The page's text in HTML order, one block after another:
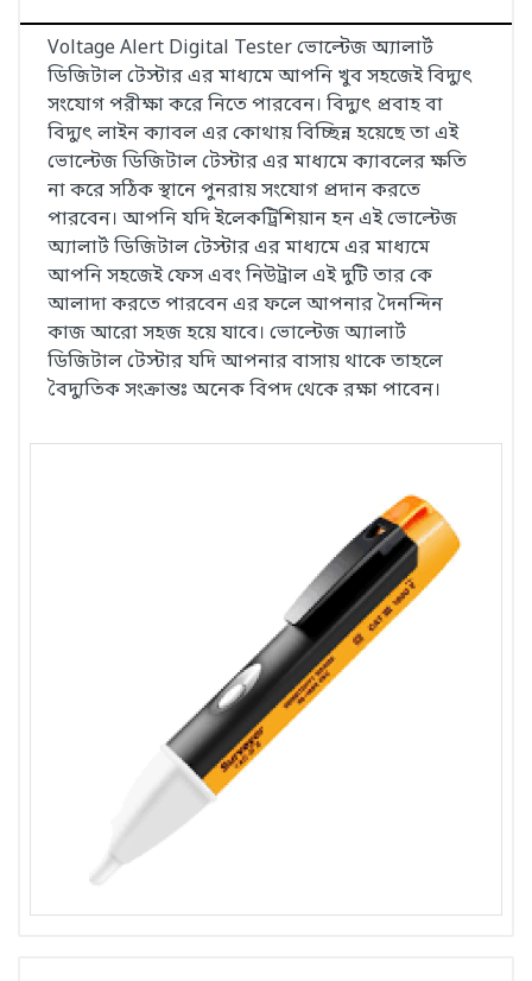
Voltage Alert Digital Tester ভোল্টেজ অ্যালার্ট
ডিজিটাল টেস্টার এর মাধ্যমে আপনি খুব সহজেই বিদ্যুৎ
সংযোগ পরীক্ষা করে নিতে পারবেন। বিদ্যুৎ প্রবাহ বা
বিদ্যুৎ লাইন ক্যাবল এর কোথায় বিচ্ছিন্ন হয়েছে তা এই
ভোল্টেজ ডিজিটাল টেস্টার এর মাধ্যমে ক্যাবলের ক্ষতি
না করে সঠিক স্থানে পুনরায় সংযোগ প্রদান করতে
পারবেন। আপনি যদি ইলেকট্রিশিয়ান হন এই ভোল্টেজ
অ্যালার্ট ডিজিটাল টেস্টার এর মাধ্যমে এর মাধ্যমে
আপনি সহজেই ফেস এবং নিউট্রাল এই দুটি তার কে
আলাদা করতে পারবেন এর ফলে আপনার দৈনন্দিন
কাজ আরো সহজ হয়ে যাবে। ভোল্টেজ অ্যালার্ট
ডিজিটাল টেস্টার যদি আপনার বাসায় থাকে তাহলে
বৈদ্যুতিক সংক্রান্তঃ অনেক বিপদ থেকে রক্ষা পাবেন।